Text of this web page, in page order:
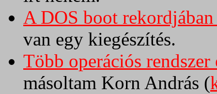
A DOS boot
van egy kiegészítés.
Több operációs
másoltam Korn András (